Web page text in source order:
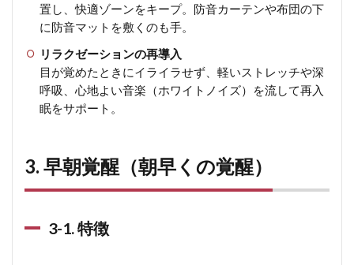
置し、快適ゾーンをキープ。防音カーテンや布団の下
に防音マットを敷くのも手。
リラクゼーションの再導入
目が覚めたときにイライラせず、軽いストレッチや深
呼吸、心地よい音楽（ホワイトノイズ）を流して再入
眠をサポート。
3. 早朝覚醒（朝早くの覚醒）
3-1. 特徴